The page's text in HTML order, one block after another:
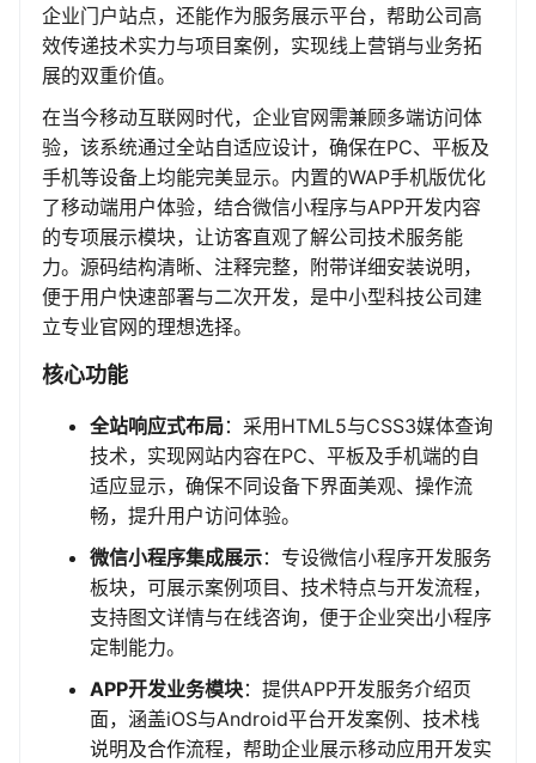
企业门户站点，还能作为服务展示平台，帮助公司高
效传递技术实力与项目案例，实现线上营销与业务拓
展的双重价值。
在当今移动互联网时代，企业官网需兼顾多端访问体
验，该系统通过全站自适应设计，确保在PC、平板及
手机等设备上均能完美显示。内置的WAP手机版优化
了移动端用户体验，结合微信小程序与APP开发内容
的专项展示模块，让访客直观了解公司技术服务能
力。源码结构清晰、注释完整，附带详细安装说明，
便于用户快速部署与二次开发，是中小型科技公司建
立专业官网的理想选择。
核心功能
全站响应式布局：采用HTML5与CSS3媒体查询
技术，实现网站内容在PC、平板及手机端的自
适应显示，确保不同设备下界面美观、操作流
畅，提升用户访问体验。
微信小程序集成展示：专设微信小程序开发服务
板块，可展示案例项目、技术特点与开发流程，
支持图文详情与在线咨询，便于企业突出小程序
定制能力。
APP开发业务模块：提供APP开发服务介绍页
面，涵盖iOS与Android平台开发案例、技术栈
说明及合作流程，帮助企业展示移动应用开发实